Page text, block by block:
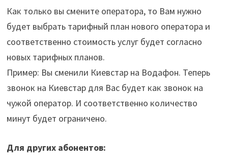
Как только вы смените оператора, то Вам нужно
будет выбрать тарифный план нового оператора и
соответственно стоимость услуг будет согласно
новых тарифных планов.
Пример: Вы сменили Киевстар на Водафон. Теперь
звонок на Киевстар для Вас будет как звонок на
чужой оператор. И соответственно количество
минут будет ограничено.
Для других абонентов: